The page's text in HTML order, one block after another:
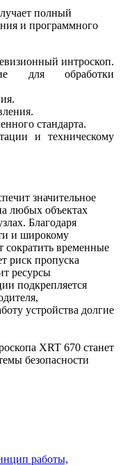
полный
и программного
интроскоп.
для обработки
стандарта.
и техническому
значительное
любых объектах
Благодаря
и широкому
сократить временные
риск пропуска
ресурсы
подкрепляется
устройства долгие
XRT 670 станет
безопасности